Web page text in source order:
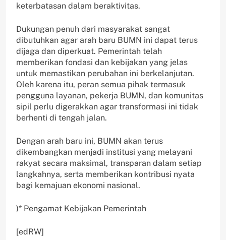
keterbatasan dalam beraktivitas.
Dukungan penuh dari masyarakat sangat
dibutuhkan agar arah baru BUMN ini dapat terus
dijaga dan diperkuat. Pemerintah telah
memberikan fondasi dan kebijakan yang jelas
untuk memastikan perubahan ini berkelanjutan.
Oleh karena itu, peran semua pihak termasuk
pengguna layanan, pekerja BUMN, dan komunitas
sipil perlu digerakkan agar transformasi ini tidak
berhenti di tengah jalan.
Dengan arah baru ini, BUMN akan terus
dikembangkan menjadi institusi yang melayani
rakyat secara maksimal, transparan dalam setiap
langkahnya, serta memberikan kontribusi nyata
bagi kemajuan ekonomi nasional.
)* Pengamat Kebijakan Pemerintah
[edRW]